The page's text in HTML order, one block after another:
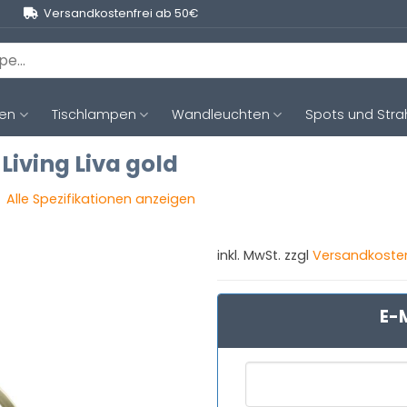
Versandkostenfrei ab 50€
Tischlampen Wandleuchten Spots und
Liva gold
Alle Spezifikationen anzeigen
inkl. MwSt. zzgl
E-